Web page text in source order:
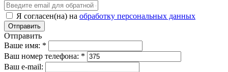
Я согласен(на) на обработку персональных данных
Отправить
Ваше имя: *
Ваш номер телефона: *
Ваш e-mail: